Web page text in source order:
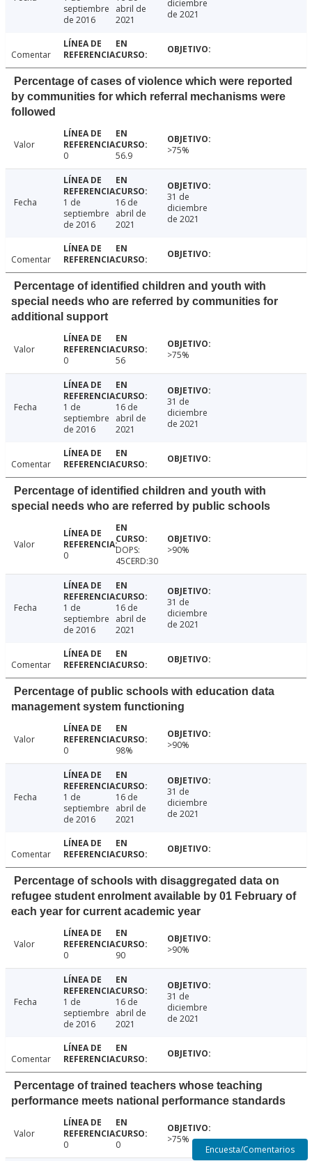
septiembre
de 2016
abril de
2021
diciembre
de 2021
Comentar
Percentage of cases of violence which were reported
by communities for which referral mechanisms were
followed
Valor
0
56.9 >75%
Fecha
1 de
septiembre
de 2016
16 de
abril de
2021
31 de
diciembre
de 2021
Comentar
Percentage of identified children and youth with
special needs who are referred by communities for
additional support
Valor
0
56 >75%
Fecha
1 de
septiembre
de 2016
16 de
abril de
2021
31 de
diciembre
de 2021
Comentar
Percentage of identified children and youth with
special needs who are referred by public schools
Valor
0
DOPS:
45CERD:30
>90%
Fecha
1 de
septiembre
de 2016
16 de
abril de
2021
31 de
diciembre
de 2021
Comentar
Percentage of public schools with education data
management system functioning
Valor
0
98% >90%
Fecha
1 de
septiembre
de 2016
16 de
abril de
2021
31 de
diciembre
de 2021
Comentar
Percentage of schools with disaggregated data on
refugee student enrolment available by 01 February of
each year for current academic year
Valor
0
90 >90%
Fecha
1 de
septiembre
de 2016
16 de
abril de
2021
31 de
diciembre
de 2021
Comentar
Percentage of trained teachers whose teaching
performance meets national performance standards
Valor
0
0
>75%
Encuesta/Comentarios